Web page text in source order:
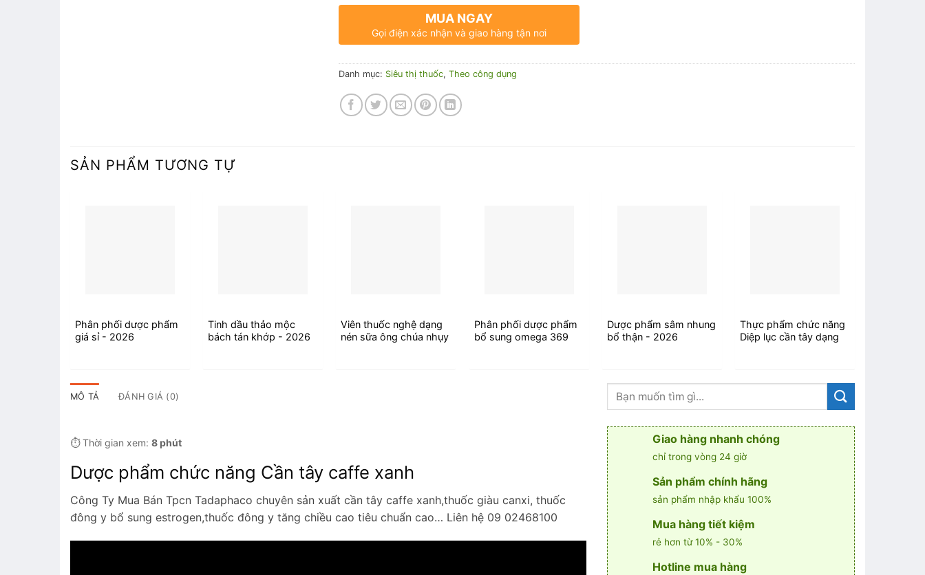
MUA NGAY
Gọi điện xác nhận và giao hàng tận nơi
Danh mục: Siêu thị thuốc, Theo công dụng
SẢN PHẨM TƯƠNG TỰ
Phân phối dược phẩm
giá sỉ - 2026
Tinh dầu thảo mộc
bách tán khớp - 2026
Viên thuốc nghệ dạng
nén sữa ông chúa nhụy
Phân phối dược phẩm
bổ sung omega 369
Dược phẩm sâm nhung
bổ thận - 2026
Thực phẩm chức năng
Diệp lục cần tây dạng
MÔ TẢ ĐÁNH GIÁ (0)
⏱️ Thời gian xem: 8 phút
Dược phẩm chức năng Cần tây caffe xanh
Công Ty Mua Bán Tpcn Tadaphaco chuyên sản xuất cần tây caffe xanh,thuốc giàu canxi, thuốc
đông y bổ sung estrogen,thuốc đông y tăng chiều cao tiêu chuẩn cao… Liên hệ 09 02468100
Giao hàng nhanh chóng
chỉ trong vòng 24 giờ
Sản phẩm chính hãng
sản phẩm nhập khẩu 100%
Mua hàng tiết kiệm
rẻ hơn từ 10% - 30%
Hotline mua hàng